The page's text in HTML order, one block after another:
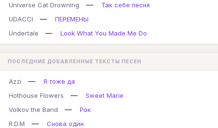
Universe Cat Drowning
—
Так себе песня
UDACCI
—
ПЕРЕМЕНЫ
Undertale
— Look What You Made Me Do
ПОСЛЕДНИЕ ДОБАВЛЕННЫЕ ТЕКСТЫ ПЕСЕН
Azzi —
Я тоже да
Hothouse Flowers
—
Sweet Marie
Volkov the Band
—
Рок
R.D.M
—
Снова один